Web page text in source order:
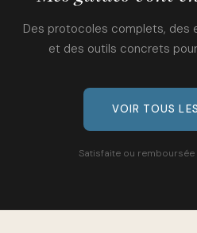
Des protocoles complets, des
et des outils concrets
VOIR TOUS
Satisfaite ou